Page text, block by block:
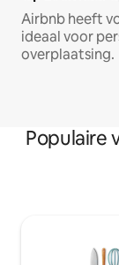
Airbnb heeft
ideaal voor
overplaatsing.
Populaire